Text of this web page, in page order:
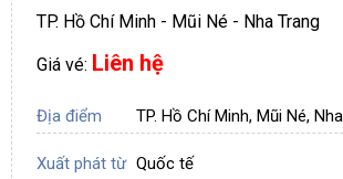
TP. Hồ Chí Minh - Mũi Né - Nha Trang
Giá vé: Liên hệ
Địa điểm TP. Hồ Chí Minh, Mũi Né,
Xuất phát từ Quốc tế